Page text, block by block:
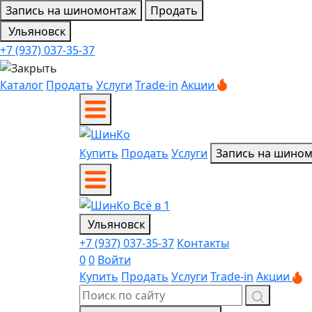
Запись на шиномонтаж
Продать
Ульяновск
+7 (937) 037-35-37
Каталог Продать Услуги Trade-in Акции
Купить Продать Услуги Запись на
Ульяновск
+7 (937) 037-35-37 Контакты
00 Войти
Купить Продать Услуги Trade-in Акции